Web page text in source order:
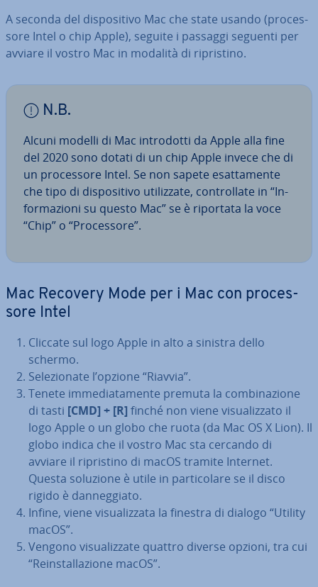
A seconda del di­spo­si­ti­vo Mac che state usando (pro­ces­
so­re Intel o chip Apple), seguite i passaggi seguenti per
avviare il vostro Mac in modalità di ri­pri­sti­no.
N.B.
Alcuni modelli di Mac in­tro­dot­ti da Apple alla fine
del 2020 sono dotati di un chip Apple invece che di
un pro­ces­so­re Intel. Se non sapete esat­ta­men­te
che tipo di di­spo­si­ti­vo uti­liz­za­te, con­trol­la­te in “In­
for­ma­zio­ni su questo Mac” se è riportata la voce
“Chip” o “Pro­ces­so­re”.
Mac Recovery Mode per i Mac con pro­ces­
so­re Intel
Cliccate sul logo Apple in alto a sinistra dello
schermo.
Se­le­zio­na­te l’opzione “Riavvia”.
Tenete im­me­dia­ta­men­te premuta la com­bi­na­zio­ne
di tasti [CMD] + [R] finché non viene vi­sua­liz­za­to il
logo Apple o un globo che ruota (da Mac OS X Lion). Il
globo indica che il vostro Mac sta cercando di
avviare il ri­pri­sti­no di macOS tramite Internet.
Questa soluzione è utile in par­ti­co­la­re se il disco
rigido è dan­neg­gia­to.
Infine, viene vi­sua­liz­za­ta la finestra di dialogo “Utility
macOS”.
Vengono vi­sua­liz­za­te quattro diverse opzioni, tra cui
“Rein­stal­la­zio­ne macOS”.